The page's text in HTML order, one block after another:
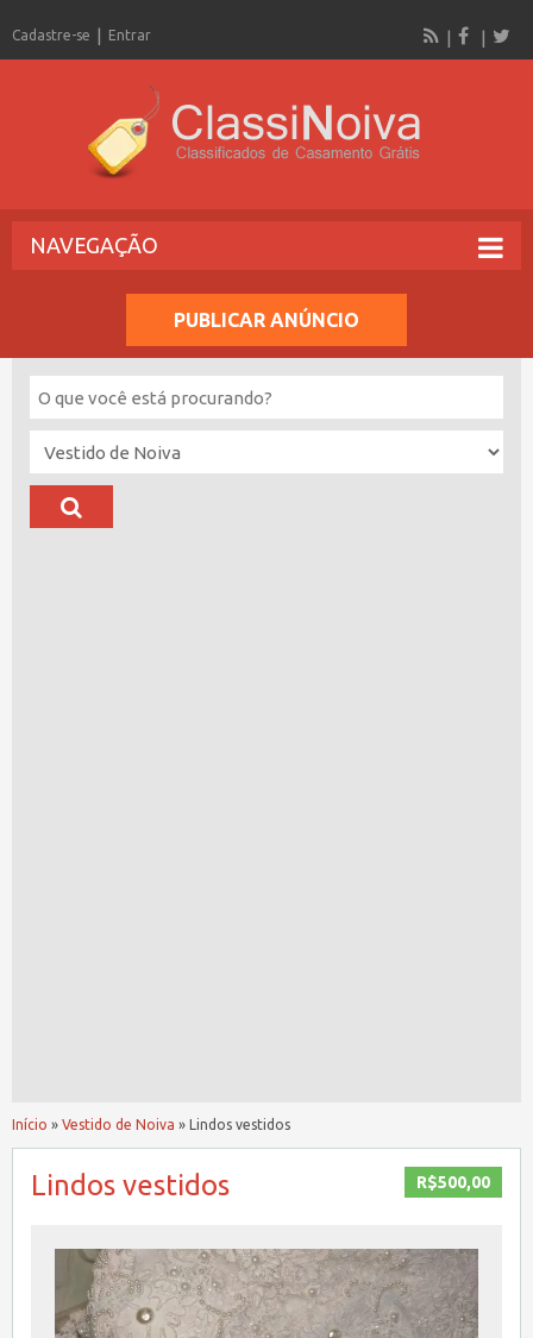
Cadastre-se Entrar
NAVEGAÇÃO
PUBLICAR ANÚNCIO
Início » Vestido de Noiva » Lindos vestidos
R$500,00
Lindos vestidos